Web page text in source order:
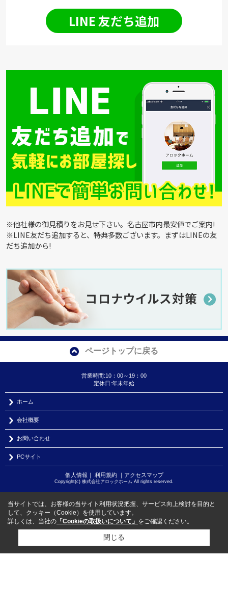
LINE 友だち追加
※他社様の御見積りをお見せ下さい。名古屋市内最安値でご案内!
※LINE友だち追加すると、特典多数ございます。まずはLINEの友
だち追加から!
ページトップに戻る
営業時間:10：00～19：00
定休日:年末年始
ホーム
会社概要
お問い合わせ
PCサイト
個人情報 ｜ 利用規約｜ アクセスマップ
Copyright(c) 株式会社アロックホーム All rights reserved.
当サイトでは、お客様の当サイト利用状況把握、サービス向上検討を目的と
して、クッキー（Cookie）を使用しています。
詳しくは、当社の 「Cookieの取扱いについて」 をご確認ください。
閉じる